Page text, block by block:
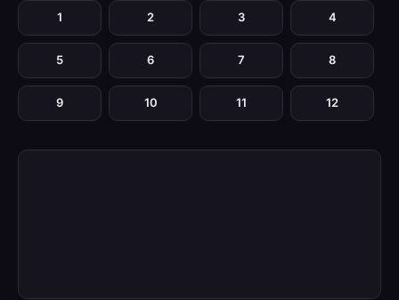
1 2 3 4
5 6 7 8
9 10 11 12